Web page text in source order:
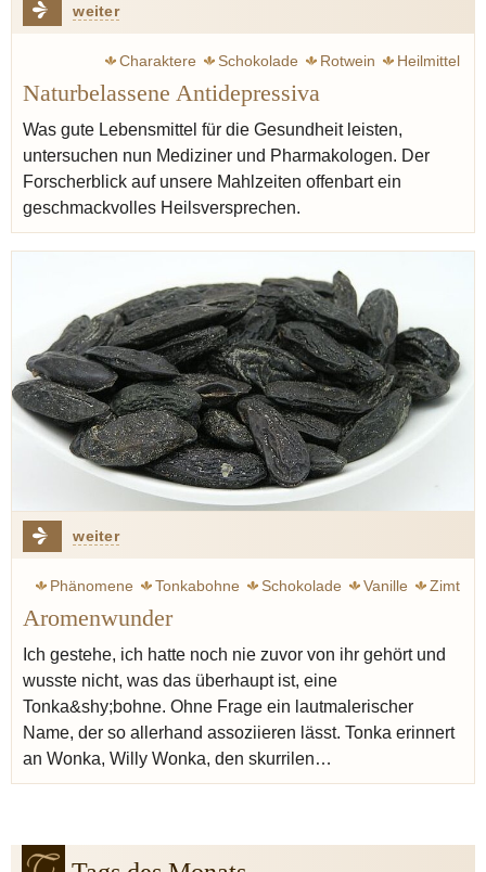
weiter
Charaktere Schokolade Rotwein Heilmittel
Naturbelassene Antidepressiva
Was gute Lebensmittel für die Gesundheit leisten,
untersuchen nun Mediziner und Pharmakologen. Der
Forscherblick auf unsere Mahlzeiten offenbart ein
geschmackvolles Heilsversprechen.
weiter
Phänomene Tonkabohne Schokolade Vanille
Zimt
Aromenwunder
Ich gestehe, ich hatte noch nie zuvor von ihr gehört und
wusste nicht, was das überhaupt ist, eine
Tonka&shy;bohne. Ohne Frage ein lautmalerischer
Name, der so allerhand assoziieren lässt. Tonka erinnert
an Wonka, Willy Wonka, den skurrilen…